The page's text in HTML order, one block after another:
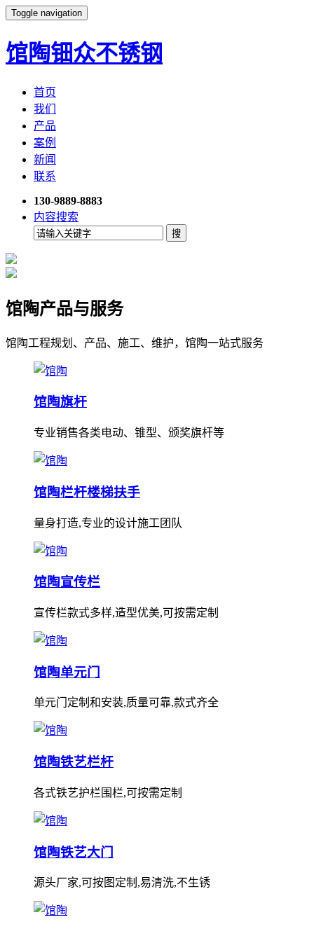
Toggle navigation
馆陶钿众不锈钢
首页
我们
产品
案例
新闻
联系
130-9889-8883
内容搜索
馆陶产品与服务
馆陶工程规划、产品、施工、维护，馆陶一站式服务
馆陶旗杆
专业销售各类电动、锥型、颁奖旗杆等
馆陶栏杆楼梯扶手
量身打造,专业的设计施工团队
馆陶宣传栏
宣传栏款式多样,造型优美,可按需定制
馆陶单元门
单元门定制和安装,质量可靠,款式齐全
馆陶铁艺栏杆
各式铁艺护栏围栏,可按需定制
馆陶铁艺大门
源头厂家,可按图定制,易清洗,不生锈